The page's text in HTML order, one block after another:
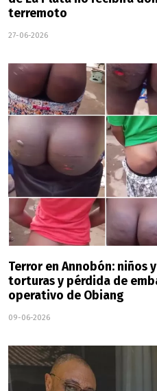
terremoto
27-06-2026
Terror en Annobón: niños
torturas y pérdida de
operativo de Obiang
09-06-2026